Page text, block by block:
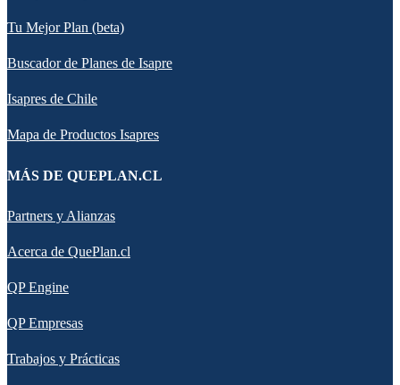
Tu Mejor Plan (beta)
Buscador de Planes de Isapre
Isapres de Chile
Mapa de Productos Isapres
MÁS DE QUEPLAN.CL
Partners y Alianzas
Acerca de QuePlan.cl
QP Engine
QP Empresas
Trabajos y Prácticas